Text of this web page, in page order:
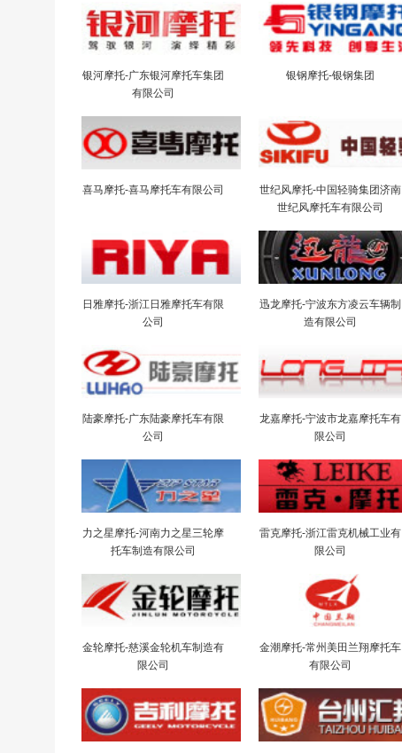
银河摩托-广东银河摩托车集团
有限公司
银钢摩托-银钢集团
喜马摩托-喜马摩托车有限公司
世纪风摩托-中国轻骑集团济南
世纪风摩托车有限公司
日雅摩托-浙江日雅摩托车有限
公司
迅龙摩托-宁波东方凌云车辆制
造有限公司
陆豪摩托-广东陆豪摩托车有限
公司
龙嘉摩托-宁波市龙嘉摩托车有
限公司
力之星摩托-河南力之星三轮摩
托车制造有限公司
雷克摩托-浙江雷克机械工业有
限公司
金轮摩托-慈溪金轮机车制造有
限公司
金潮摩托-常州美田兰翔摩托车
有限公司